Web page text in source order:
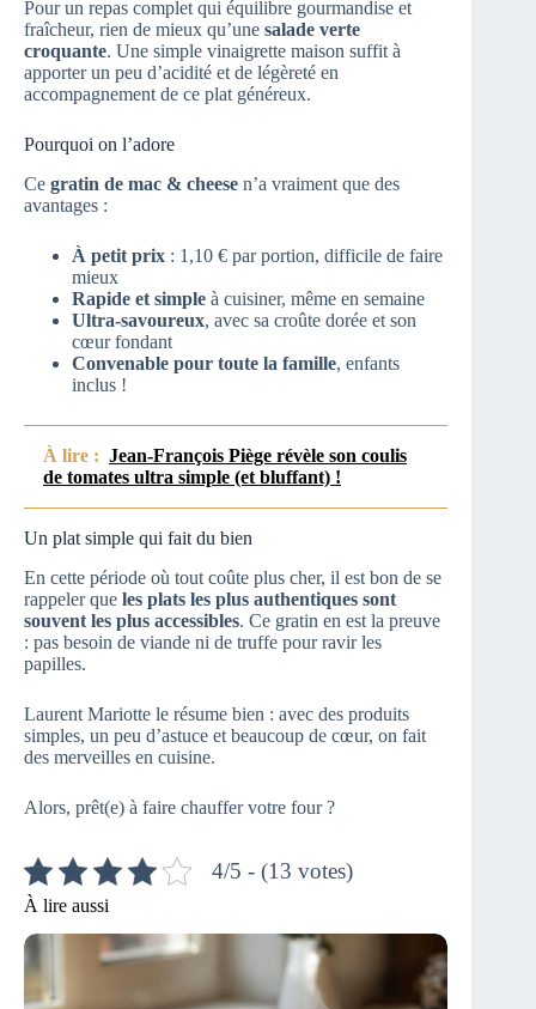
Pour un repas complet qui équilibre gourmandise et
fraîcheur, rien de mieux qu’une salade verte
croquante. Une simple vinaigrette maison suffit à
apporter un peu d’acidité et de légèreté en
accompagnement de ce plat généreux.
Pourquoi on l’adore
Ce gratin de mac & cheese n’a vraiment que des
avantages :
À petit prix : 1,10 € par portion, difficile de faire
mieux
Rapide et simple à cuisiner, même en semaine
Ultra-savoureux, avec sa croûte dorée et son
cœur fondant
Convenable pour toute la famille, enfants
inclus !
À lire : Jean-François Piège révèle son coulis
de tomates ultra simple (et bluffant) !
Un plat simple qui fait du bien
En cette période où tout coûte plus cher, il est bon de se
rappeler que les plats les plus authentiques sont
souvent les plus accessibles. Ce gratin en est la preuve
: pas besoin de viande ni de truffe pour ravir les
papilles.
Laurent Mariotte le résume bien : avec des produits
simples, un peu d’astuce et beaucoup de cœur, on fait
des merveilles en cuisine.
Alors, prêt(e) à faire chauffer votre four ?
4/5 - (13 votes)
À lire aussi